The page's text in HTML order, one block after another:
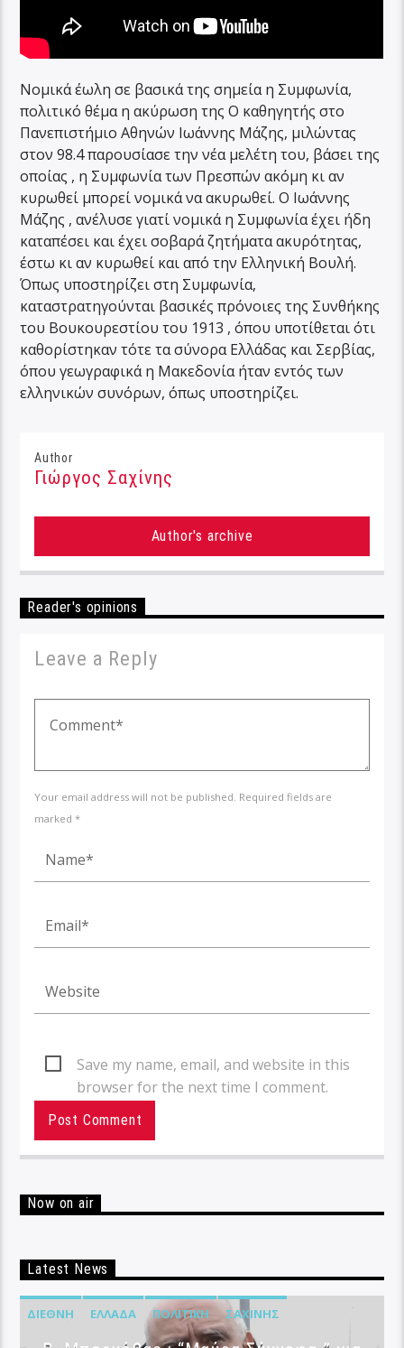
Νομικά έωλη σε βασικά της σημεία η Συμφωνία,
πολιτικό θέμα η ακύρωση της Ο καθηγητής στο
Πανεπιστήμιο Αθηνών Ιωάννης Μάζης, μιλώντας
στον 98.4 παρουσίασε την νέα μελέτη του, βάσει της
οποίας , η Συμφωνία των Πρεσπών ακόμη κι αν
κυρωθεί μπορεί νομικά να ακυρωθεί. Ο Ιωάννης
Μάζης , ανέλυσε γιατί νομικά η Συμφωνία έχει ήδη
καταπέσει και έχει σοβαρά ζητήματα ακυρότητας,
έστω κι αν κυρωθεί και από την Ελληνική Βουλή.
Όπως υποστηρίζει στη Συμφωνία,
καταστρατηγούνται βασικές πρόνοιες της Συνθήκης
του Βουκουρεστίου του 1913 , όπου υποτίθεται ότι
καθορίστηκαν τότε τα σύνορα Ελλάδας και Σερβίας,
όπου γεωγραφικά η Μακεδονία ήταν εντός των
ελληνικών συνόρων, όπως υποστηρίζει.
Author
Γιώργος Σαχίνης
Author's archive
Reader's opinions
Leave a Reply
Your email address will not be published. Required fields are
marked *
Save my name, email, and website in this
browser for the next time I comment.
Now on air
Latest News
ΔΙΕΘΝΉ ΕΛΛΆΔΑ ΠΟΛΙΤΙΚΉ ΣΑΧΊΝΗΣ